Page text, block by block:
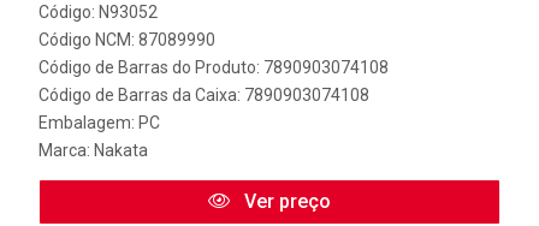
Código: N93052
Código NCM: 87089990
Código de Barras do Produto: 7890903074108
Código de Barras da Caixa: 7890903074108
Embalagem: PC
Marca: Nakata
Ver preço